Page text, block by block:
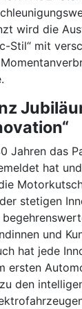
wird die
Stil“ mit
Jahren das
hat
stetigen
und
hat jede
ersten
den